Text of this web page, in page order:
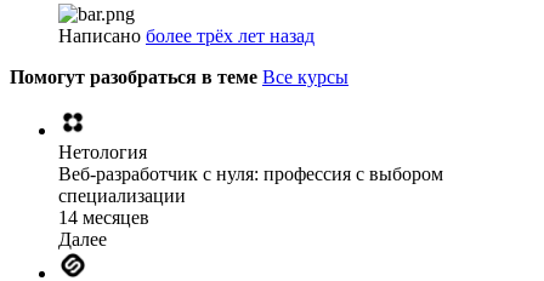
Написано более трёх лет назад
Помогут разобраться в теме Все курсы
Нетология
Веб-разработчик с нуля: профессия с выбором
специализации
14 месяцев
Далее